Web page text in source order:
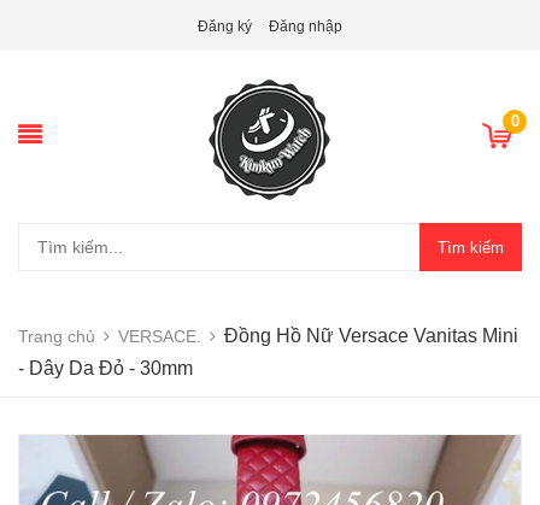
Đăng ký Đăng nhập
0
Tìm kiếm
Trang chủ VERSACE.
Đồng Hồ Nữ Versace Vanitas Mini
- Dây Da Đỏ - 30mm